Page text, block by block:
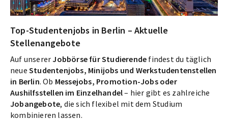
Top-Studentenjobs in Berlin – Aktuelle
Stellenangebote
Auf unsererJobbörse für Studierende findest du täglich
neue Studentenjobs, Minijobs und Werkstudentenstellen
in Berlin. Ob Messejobs, Promotion-Jobs oder
Aushilfsstellen im Einzelhandel– hier gibt es zahlreiche
Jobangebote, die sich flexibel mit dem Studium
kombinieren lassen.